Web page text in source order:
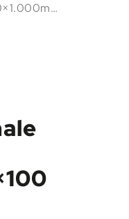
Lastafel zonder diagonale gaten EXPERT 2.000×1.000mm – 100×100 / Ø28mm, fabr. GPPH